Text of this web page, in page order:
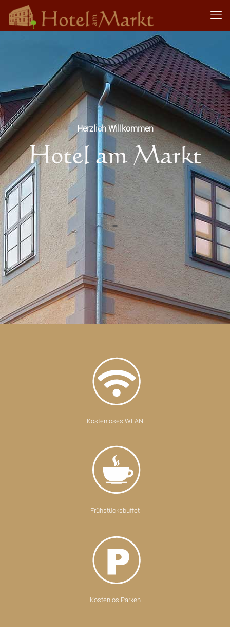
Herzlich Willkommen
Hotel am Markt
Kostenloses WLAN
Frühstücksbuffet
Kostenlos Parken